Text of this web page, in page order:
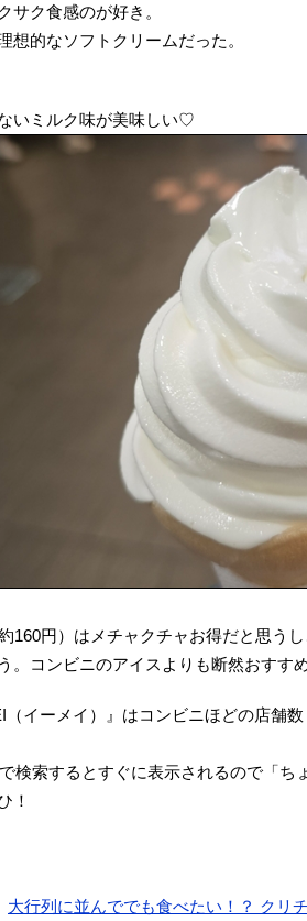
サク食感のが好き。
想的なソフトクリームだった。
いミルク味が美味しい♡
160円）はメチャクチャお得だと思う
。コンビニのアイスよりも断然おすす
（イーメイ）』はコンビニほどの店舗
検索するとすぐに表示されるので「ち
！
大行列に並んででも食べたい！？ クリ